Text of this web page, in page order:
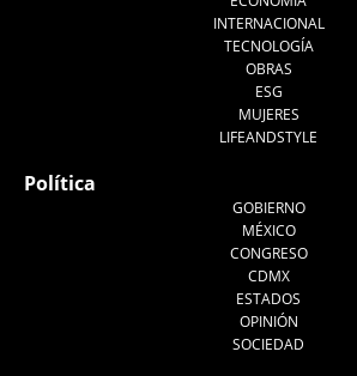
INTERNACIONAL
TECNOLOGÍA
OBRAS
ESG
MUJERES
LIFEANDSTYLE
Política
GOBIERNO
MÉXICO
CONGRESO
CDMX
ESTADOS
OPINIÓN
SOCIEDAD